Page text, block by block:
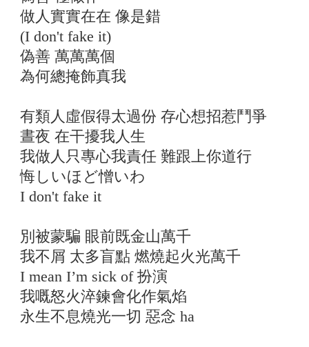
做人實實在在 像是錯
(I don't fake it)
偽善 萬萬萬個
為何總掩飾真我
有類人虛假得太過份 存心想招惹鬥爭
晝夜 在干擾我人生
我做人只專心我責任 難跟上你道行
悔しいほど憎いわ
I don't fake it
別被蒙騙 眼前既金山萬千
我不屑 太多盲點 燃燒起火光萬千
I mean I’m sick of 扮演
我嘅怒火淬鍊會化作氣焰
永生不息燒光一切 惡念 ha